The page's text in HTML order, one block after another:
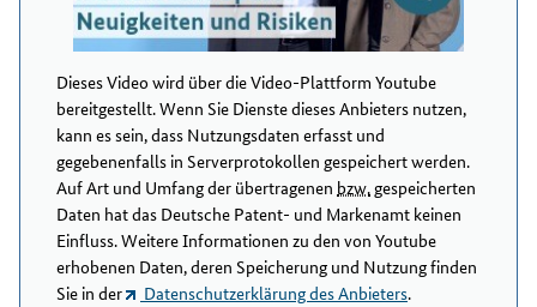
Dieses Video wird über die Video-Plattform Youtube
bereitgestellt. Wenn Sie Dienste dieses Anbieters nutzen,
kann es sein, dass Nutzungsdaten erfasst und
gegebenenfalls in Serverprotokollen gespeichert werden.
Auf Art und Umfang der übertragenen bzw.gespeicherten
Daten hat das Deutsche Patent- und Markenamt keinen
Einfluss. Weitere Informationen zu den von Youtube
erhobenen Daten, deren Speicherung und Nutzung finden
Sie in der
Datenschutzerklärung des Anbieters.